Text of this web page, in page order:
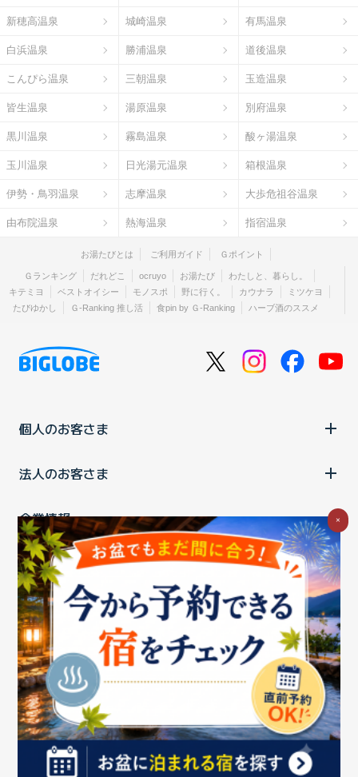
新穂高温泉 城崎温泉 有馬温泉
白浜温泉 勝浦温泉 道後温泉
こんぴら温泉 三朝温泉 玉造温泉
皆生温泉 湯原温泉 別府温泉
黒川温泉 霧島温泉 酸ヶ湯温泉
玉川温泉 日光湯元温泉 箱根温泉
伊勢・鳥羽温泉 志摩温泉 大歩危祖谷温泉
由布院温泉 熱海温泉 指宿温泉
お湯たびとは ご利用ガイド Ｇポイント
Ｇランキング だれどこ ocruyo お湯たび
わたしと、暮らし。
キテミヨ
ベストオイシー モノスポ 野に行く。 カウナラ
ミツケヨ
たびゆかし
Ｇ-Ranking 推し活 食pin by Ｇ-Ranking ハーブ酒のススメ
個人のお客さま
法人のお客さま
企業情報
ご利用中の方
お問い合わせ消費税の表示 ウェブアクセシビリティの取り組み
個人情報保護ポリシープライバシーポータル
Cookieポリシー
特定商取引法に基づく表記情報セキュリティ基本方針
商標についてBIGLOBEトップ
Copyright ©BIGLOBE Inc. 2026.All rights reserved.
×